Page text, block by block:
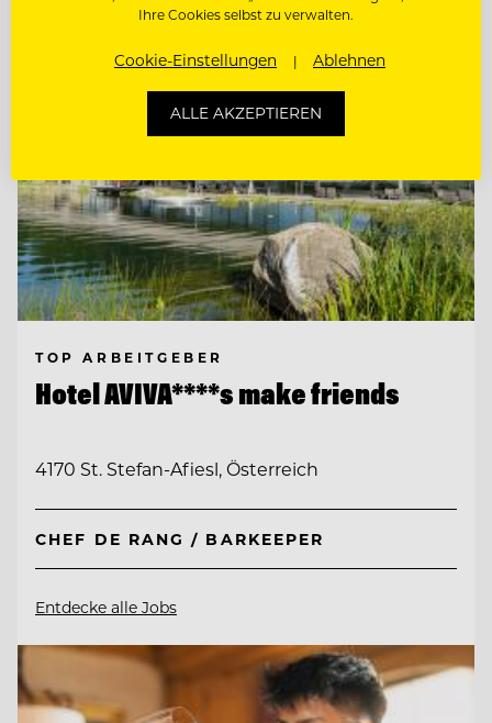
TOP ARBEITGEBER
Hotel AVIVA****s make friends
4170 St. Stefan-Afiesl, Österreich
CHEF DE RANG / BARKEEPER
Entdecke alle Jobs
Ihre Cookies selbst zu verwalten.
Cookie-Einstellungen Ablehnen
ALLE AKZEPTIEREN